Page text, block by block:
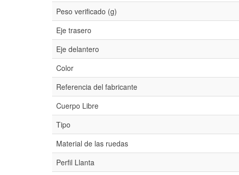
Peso verificado (g)
Eje trasero
Eje delantero
Color
Referencia del fabricante
Cuerpo Libre
Tipo
Material de las ruedas
Perfil Llanta